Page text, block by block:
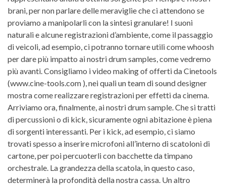
brani, per non parlare delle meraviglie che ci attendono se
proviamo a manipolarli con la sintesi granulare! I suoni
naturali e alcune registrazioni d’ambiente, come il passaggio
di veicoli, ad esempio, ci potranno tornare utili come whoosh
per dare più impatto ai nostri drum samples, come vedremo
più avanti. Consigliamo i video making of offerti da Cinetools
(www.cine-tools.com ), nei quali un team di sound designer
mostra come realizzare registrazioni per effetti da cinema.
Arriviamo ora, finalmente, ai nostri drum sample. Che si tratti
di percussioni o di kick, sicuramente ogni abitazione è piena
di sorgenti interessanti. Per i kick, ad esempio, ci siamo
trovati spesso a inserire microfoni all’interno di scatoloni di
cartone, per poi percuoterli con bacchette da timpano
orchestrale. La grandezza della scatola, in questo caso,
determinerà la profondità della nostra cassa. Un altro